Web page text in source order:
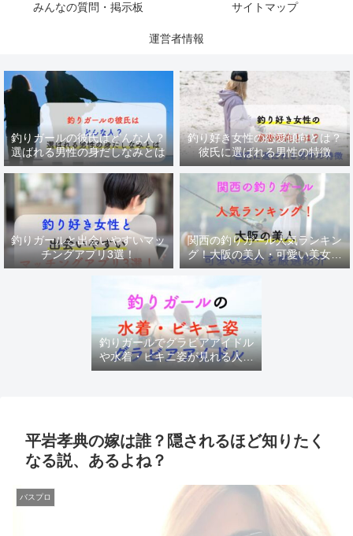
みんなの質問・掲示板 サイトマップ
運営者情報
釣りガールの彼氏はどんな人？
選ばれる男性の身だしなみとは
釣り好き女性の恋愛傾向とは？
彼氏に選ばれる男性の特徴
釣りガールと出会いやすいマッ
チングアプリ3選！
関西の釣りガール人気ランキン
グ！大阪の美人・可愛い美女を
厳選紹介
釣りガールでグラビアアイドル
や水着・ビキニ姿が見れる人気
チャンネル
平岩孝典の嫁は誰？隠されるほど知りたく
なる説、あるよね？
バスプロ